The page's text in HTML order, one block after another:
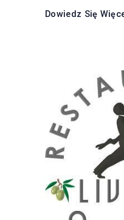
Dowiedz Się